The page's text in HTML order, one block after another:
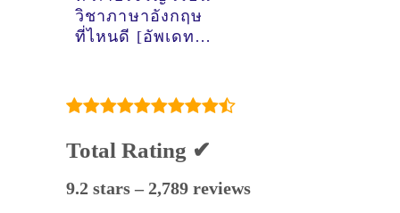
วิชาภาษาอังกฤษ
ที่ไหนดี [อัพเดท
เมื่อ2/11/2024,
12:06:31]
Total Rating ✔
9.2 stars – 2,789 reviews